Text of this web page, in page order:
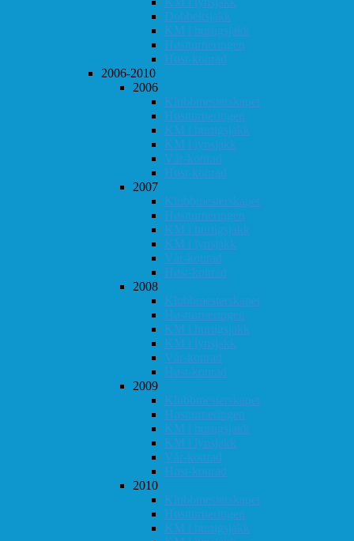
Dobbeltsjakk
KM i hurtigsjakk
Høstturneringen
Høst-konrad
2006-2010
2006
Klubbmesterskapet
Høstturneringen
KM i hurtigsjakk
KM i lynsjakk
Vår-konrad
Høst-konrad
2007
Klubbmesterskapet
Høstturneringen
KM i hurtigsjakk
KM i lynsjakk
Vår-konrad
Høst-konrad
2008
Klubbmesterskapet
Høstturneringen
KM i hurtigsjakk
KM i lynsjakk
Vår-konrad
Høst-konrad
2009
Klubbmesterskapet
Høstturneringen
KM i hurtigsjakk
KM i lynsjakk
Vår-konrad
Høst-konrad
2010
Klubbmesterskapet
Høstturneringen
KM i hurtigsjakk